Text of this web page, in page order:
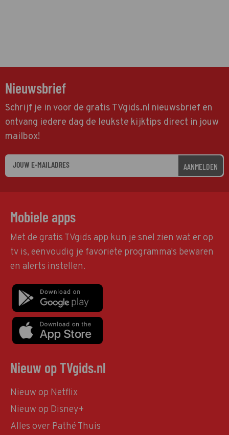
Nieuwsbrief
Schrijf je in voor de gratis TVgids.nl nieuwsbrief en
ontvang iedere dag de leukste kijktips direct in jouw
mailbox!
AANMELDEN
Mobiele apps
Met de gratis TVgids app kun je snel zien wat er op
tv is, eenvoudig je favoriete programma's bewaren
en alerts instellen.
Nieuw op TVgids.nl
Nieuw op Netflix
Nieuw op Disney+
Alles over Pathé Thuis